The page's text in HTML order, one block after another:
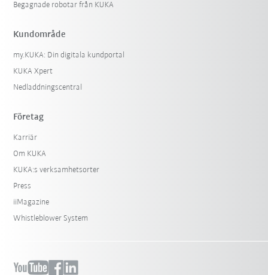
Begagnade robotar från KUKA
Kundområde
my.KUKA: Din digitala kundportal
KUKA Xpert
Nedladdningscentral
Företag
Karriär
Om KUKA
KUKA:s verksamhetsorter
Press
iiMagazine
Whistleblower System